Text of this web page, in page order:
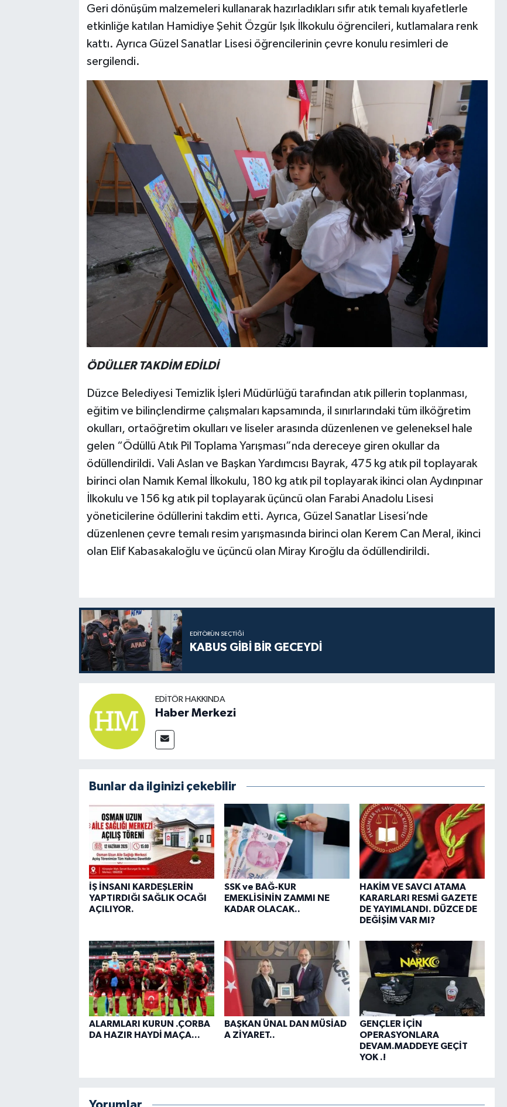
Geri dönüşüm malzemeleri kullanarak hazırladıkları sıfır atık temalı kıyafetlerle
etkinliğe katılan Hamidiye Şehit Özgür Işık İlkokulu öğrencileri, kutlamalara renk
kattı. Ayrıca Güzel Sanatlar Lisesi öğrencilerinin çevre konulu resimleri de
sergilendi.
ÖDÜLLER TAKDİM EDİLDİ
Düzce Belediyesi Temizlik İşleri Müdürlüğü tarafından atık pillerin toplanması,
eğitim ve bilinçlendirme çalışmaları kapsamında, il sınırlarındaki tüm ilköğretim
okulları, ortaöğretim okulları ve liseler arasında düzenlenen ve geleneksel hale
gelen “Ödüllü Atık Pil Toplama Yarışması”nda dereceye giren okullar da
ödüllendirildi. Vali Aslan ve Başkan Yardımcısı Bayrak, 475 kg atık pil toplayarak
birinci olan Namık Kemal İlkokulu, 180 kg atık pil toplayarak ikinci olan Aydınpınar
İlkokulu ve 156 kg atık pil toplayarak üçüncü olan Farabi Anadolu Lisesi
yöneticilerine ödüllerini takdim etti. Ayrıca, Güzel Sanatlar Lisesi’nde
düzenlenen çevre temalı resim yarışmasında birinci olan Kerem Can Meral, ikinci
olan Elif Kabasakaloğlu ve üçüncü olan Miray Kıroğlu da ödüllendirildi.
EDITÖRÜN SEÇTIĞI
KABUS GİBİ BİR GECEYDİ
EDITÖR HAKKINDA
Haber Merkezi
Bunlar da ilginizi çekebilir
İŞ İNSANI KARDEŞLERİN
YAPTIRDIĞI SAĞLIK OCAĞI
AÇILIYOR.
SSK ve BAĞ-KUR
EMEKLİSİNİN ZAMMI NE
KADAR OLACAK..
HAKİM VE SAVCI ATAMA
KARARLARI RESMİ GAZETE
DE YAYIMLANDI. DÜZCE DE
DEĞİŞİM VAR MI?
ALARMLARI KURUN .ÇORBA
DA HAZIR HAYDİ MAÇA...
BAŞKAN ÜNAL DAN MÜSİAD
A ZİYARET..
GENÇLER İÇİN
OPERASYONLARA
DEVAM.MADDEYE GEÇİT
YOK .!